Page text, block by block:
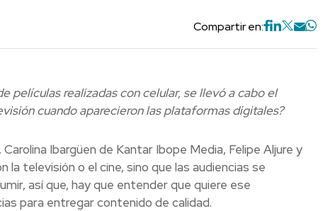
Compartir en:
películas realizadas con celular, se llevó a cabo el
cuando aparecieron las plataformas digitales?
Ibargüen de Kantar Ibope Media, Felipe Aljure y
la televisión o el cine, sino que las audiencias se
así que, hay que entender que quiere ese
para entregar contenido de calidad.